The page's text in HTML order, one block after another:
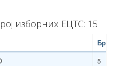
изборних ЕЦТС: 15
5